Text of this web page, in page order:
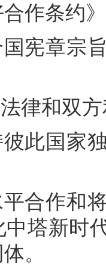
作条约
宪章宗
律和双
此国家
合作和
中塔新时
。